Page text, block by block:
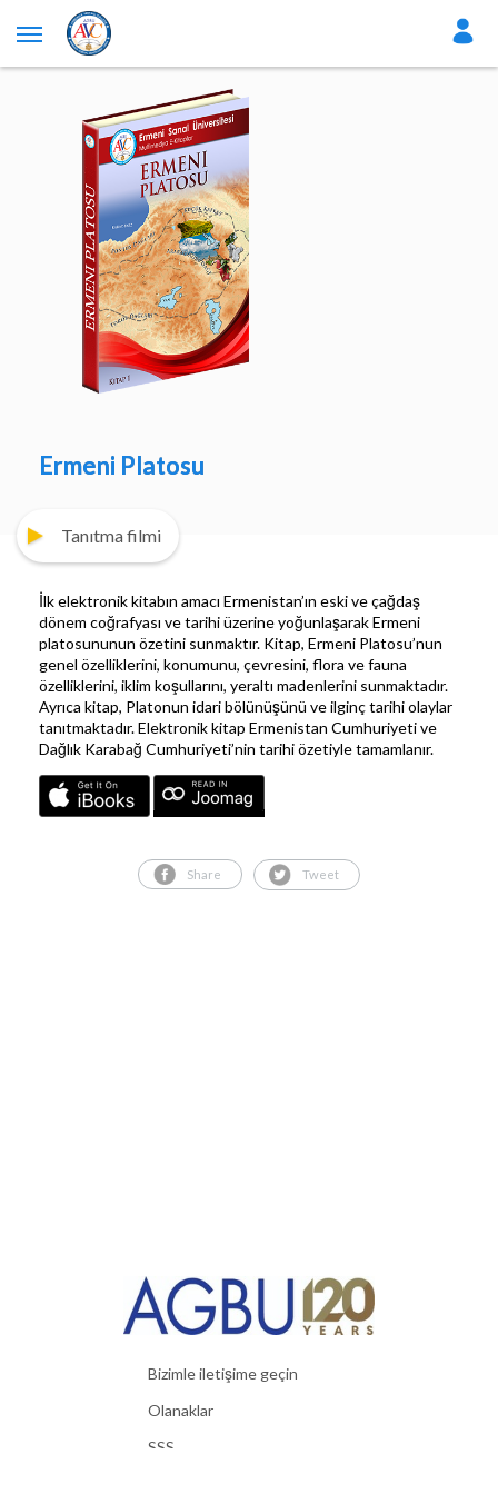
Ermeni Platosu
Tanıtma filmi
İlk elektronik kitabın amacı Ermenistan’ın eski ve çağdaş
dönem coğrafyası ve tarihi üzerine yoğunlaşarak Ermeni
platosununun özetini sunmaktır. Kitap, Ermeni Platosu’nun
genel özelliklerini, konumunu, çevresini, flora ve fauna
özelliklerini, iklim koşullarını, yeraltı madenlerini sunmaktadır.
Ayrıca kitap, Platonun idari bölünüşünü ve ilginç tarihi olaylar
tanıtmaktadır. Elektronik kitap Ermenistan Cumhuriyeti ve
Dağlık Karabağ Cumhuriyeti’nin tarihi özetiyle tamamlanır.
Share Tweet
Bizimle iletişime geçin
Olanaklar
SSS